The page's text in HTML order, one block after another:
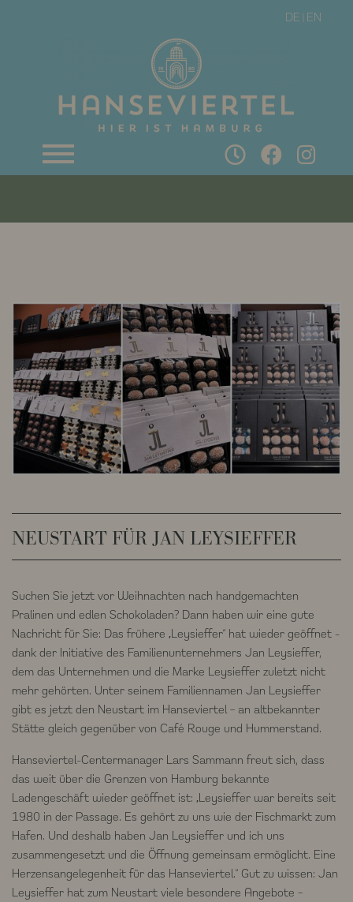
DE EN
NEUSTART FÜR JAN LEYSIEFFER
Suchen Sie jetzt vor Weihnachten nach handgemachten
Pralinen und edlen Schokoladen? Dann haben wir eine gute
Nachricht für Sie: Das frühere „Leysieffer“ hat wieder geöffnet -
dank der Initiative des Familienunternehmers Jan Leysieffer,
dem das Unternehmen und die Marke Leysieffer zuletzt nicht
mehr gehörten. Unter seinem Familiennamen Jan Leysieffer
gibt es jetzt den Neustart im Hanseviertel – an altbekannter
Stätte gleich gegenüber von Café Rouge und Hummerstand.
Hanseviertel-Centermanager Lars Sammann freut sich, dass
das weit über die Grenzen von Hamburg bekannte
Ladengeschäft wieder geöffnet ist: „Leysieffer war bereits seit
1980 in der Passage. Es gehört zu uns wie der Fischmarkt zum
Hafen. Und deshalb haben Jan Leysieffer und ich uns
zusammengesetzt und die Öffnung gemeinsam ermöglicht. Eine
Herzensangelegenheit für das Hanseviertel.“ Gut zu wissen: Jan
Leysieffer hat zum Neustart viele besondere Angebote –